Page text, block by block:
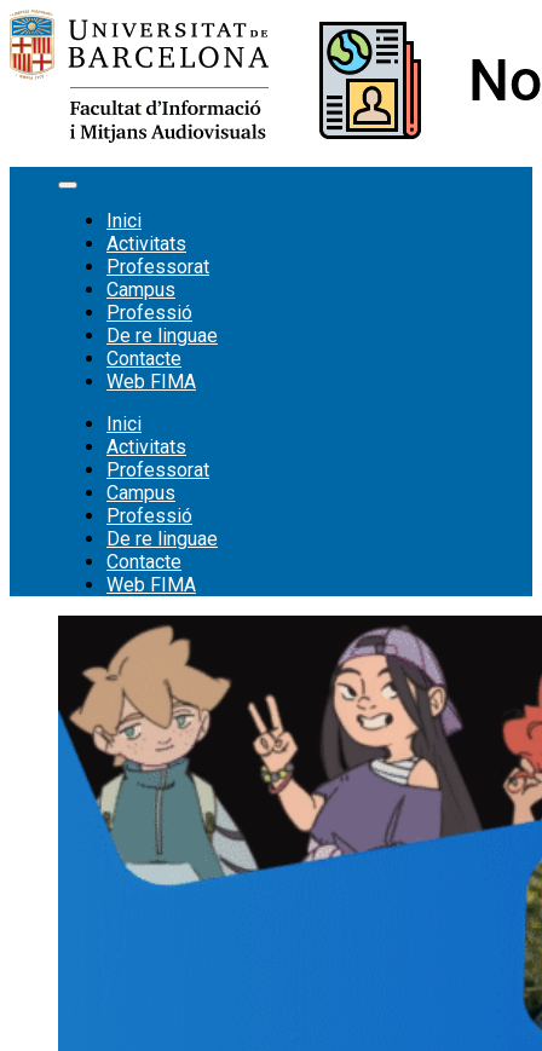
Vés
al
contingut
Inici
Activitats
Professorat
Campus
Professió
De re linguae
Contacte
Web FIMA
Inici
Activitats
Professorat
Campus
Professió
De re linguae
Contacte
Web FIMA